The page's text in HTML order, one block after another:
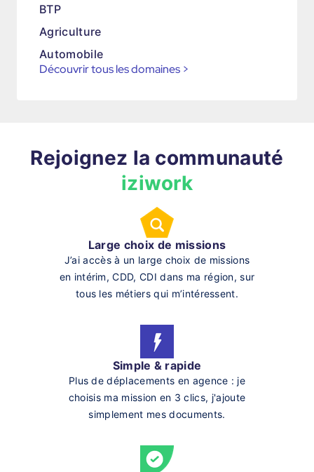
BTP
Agriculture
Automobile
Découvrir tous les domaines >
Rejoignez la communauté
iziwork
Large choix de missions
J’ai accès à un large choix de missions
en intérim, CDD, CDI dans ma région, sur
tous les métiers qui m’intéressent.
Simple & rapide
Plus de déplacements en agence : je
choisis ma mission en 3 clics, j'ajoute
simplement mes documents.